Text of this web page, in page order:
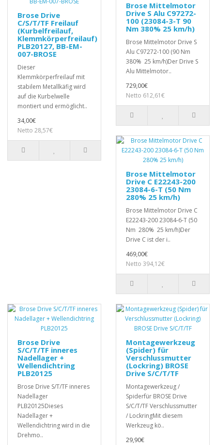
Brose Drive
C/S/T/TF Freilauf
(Kurbelfreilauf,
Klemmkörperfreilauf)
PLB20127, BB-EM-
007-BROSE
Dieser
Klemmkörperfreilauf mit
stabilem Metallkäfig wird
auf die Kurbelwelle
montiert und ermöglicht..
34,00€
Netto 28,57€
Brose Mittelmotor
Drive S Alu C97272-
100 (23084-3-T 90
Nm 380% 25 km/h)
Brose Mittelmotor Drive S
Alu C97272-100 (90 Nm
380% 25 km/h)Der Drive S
Alu Mittelmotor..
729,00€
Netto 612,61€
Brose Mittelmotor
Drive C E22243-200
23084-6-T (50 Nm
280% 25 km/h)
Brose Mittelmotor Drive C
E22243-200 23084-6-T (50
Nm 280% 25 km/h)Der
Drive C ist der i..
469,00€
Netto 394,12€
Brose Drive
S/C/T/TF inneres
Nadellager +
Wellendichtring
PLB20125
Brose Drive S/T/TF inneres
Nadellager
PLB20125Dieses
Nadellager +
Wellendichtring wird in die
Drehmo..
Montagewerkzeug
(Spider) für
Verschlussmutter
(Lockring) BROSE
Drive S/C/T/TF
Montagewerkzeug /
Spiderfür BROSE Drive
S/C/T/TF Verschlussmutter
/ LockringMit diesem
Werkzeug kö..
29,90€